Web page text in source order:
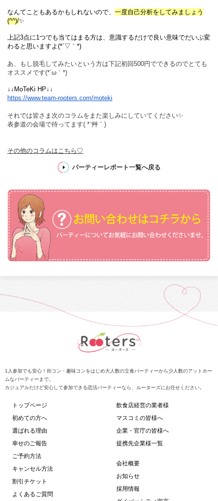
なんてこともあるかもしれないので、 一度自己分析をしてみましょう
(^^)/✨
上記3点に1つでも当てはまる方は、意識するだけで良い意味でだいぶ変
わると思いますよ (*´▽｀*)
あ、もし脱毛してみたいという方は下記初回500円でできるのでとても
オススメです(*´ω｀*)
↓↓MoTeKi HP↓↓
https://www.team-rooters.com/moteki
それでは皆さま次のコラムをまた楽しみにしていてください✨
表参道の会場で待ってます( *´艸｀ )
その他のコラムはこちら♡
パーティーレポート一覧へ戻る
1人参加でも安心！街コン・趣味コンをはじめ大人数の立食パーティーから少人数のアットホー
ムなパーティーまで。
カジュアルだけど安心して参加できる恋活パーティーなら、ルーターズにお任せください。
トップページ
初めての方へ
選ばれる理由
幸せのご報告
ご予約方法
キャンセル方法
割引チケット
よくあるご質問
飲食店経営の業者様
マスコミの皆様へ
企業・官庁の皆様へ
提携先企業様一覧
会社概要
お知らせ
採用情報